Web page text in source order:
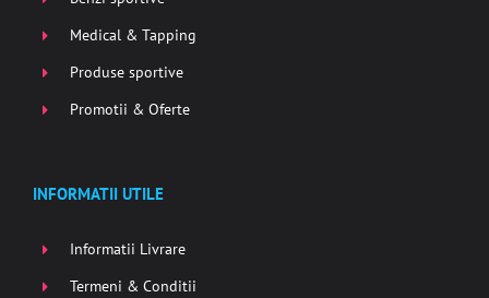
Medical & Tapping
Produse sportive
Promotii & Oferte
INFORMATII UTILE
Informatii Livrare
Termeni & Conditii